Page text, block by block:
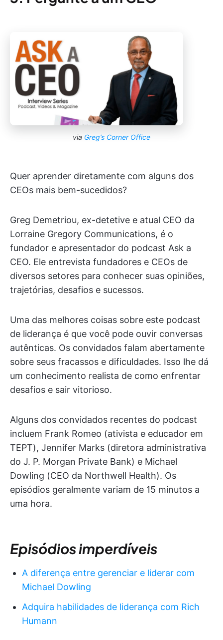
via Greg’s Corner Office
Quer aprender diretamente com alguns dos
CEOs mais bem-sucedidos?
Greg Demetriou, ex-detetive e atual CEO da
Lorraine Gregory Communications, é o
fundador e apresentador do podcast Ask a
CEO. Ele entrevista fundadores e CEOs de
diversos setores para conhecer suas opiniões,
trajetórias, desafios e sucessos.
Uma das melhores coisas sobre este podcast
de liderança é que você pode ouvir conversas
autênticas. Os convidados falam abertamente
sobre seus fracassos e dificuldades. Isso lhe dá
um conhecimento realista de como enfrentar
desafios e sair vitorioso.
Alguns dos convidados recentes do podcast
incluem Frank Romeo (ativista e educador em
TEPT), Jennifer Marks (diretora administrativa
do J. P. Morgan Private Bank) e Michael
Dowling (CEO da Northwell Health). Os
episódios geralmente variam de 15 minutos a
uma hora.
Episódios imperdíveis
A diferença entre gerenciar e liderar com
Michael Dowling
Adquira habilidades de liderança com Rich
Humann